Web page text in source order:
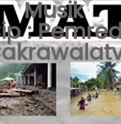
Musik
: